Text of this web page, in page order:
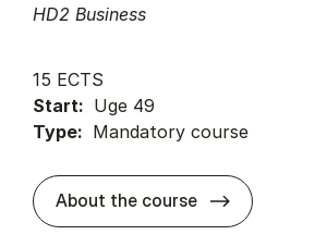
HD2 Business
15 ECTS
Start: Uge 49
Type: Mandatory course
About the course about